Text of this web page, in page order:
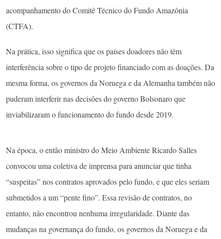
acompanhamento do Comitê Técnico do Fundo Amazônia
(CTFA).
Na prática, isso significa que os países doadores não têm
interferência sobre o tipo de projeto financiado com as doações. Da
mesma forma, os governos da Noruega e da Alemanha também não
puderam interferir nas decisões do governo Bolsonaro que
inviabilizaram o funcionamento do fundo desde 2019.
Na época, o então ministro do Meio Ambiente Ricardo Salles
convocou uma coletiva de imprensa para anunciar que tinha
“suspeitas” nos contratos aprovados pelo fundo, e que eles seriam
submetidos a um “pente fino”. Essa revisão de contratos, no
entanto, não encontrou nenhuma irregularidade. Diante das
mudanças na governança do fundo, os governos da Noruega e da